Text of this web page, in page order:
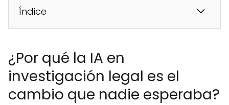
Índice
¿Por qué la IA en
investigación legal es el
cambio que nadie esperaba?